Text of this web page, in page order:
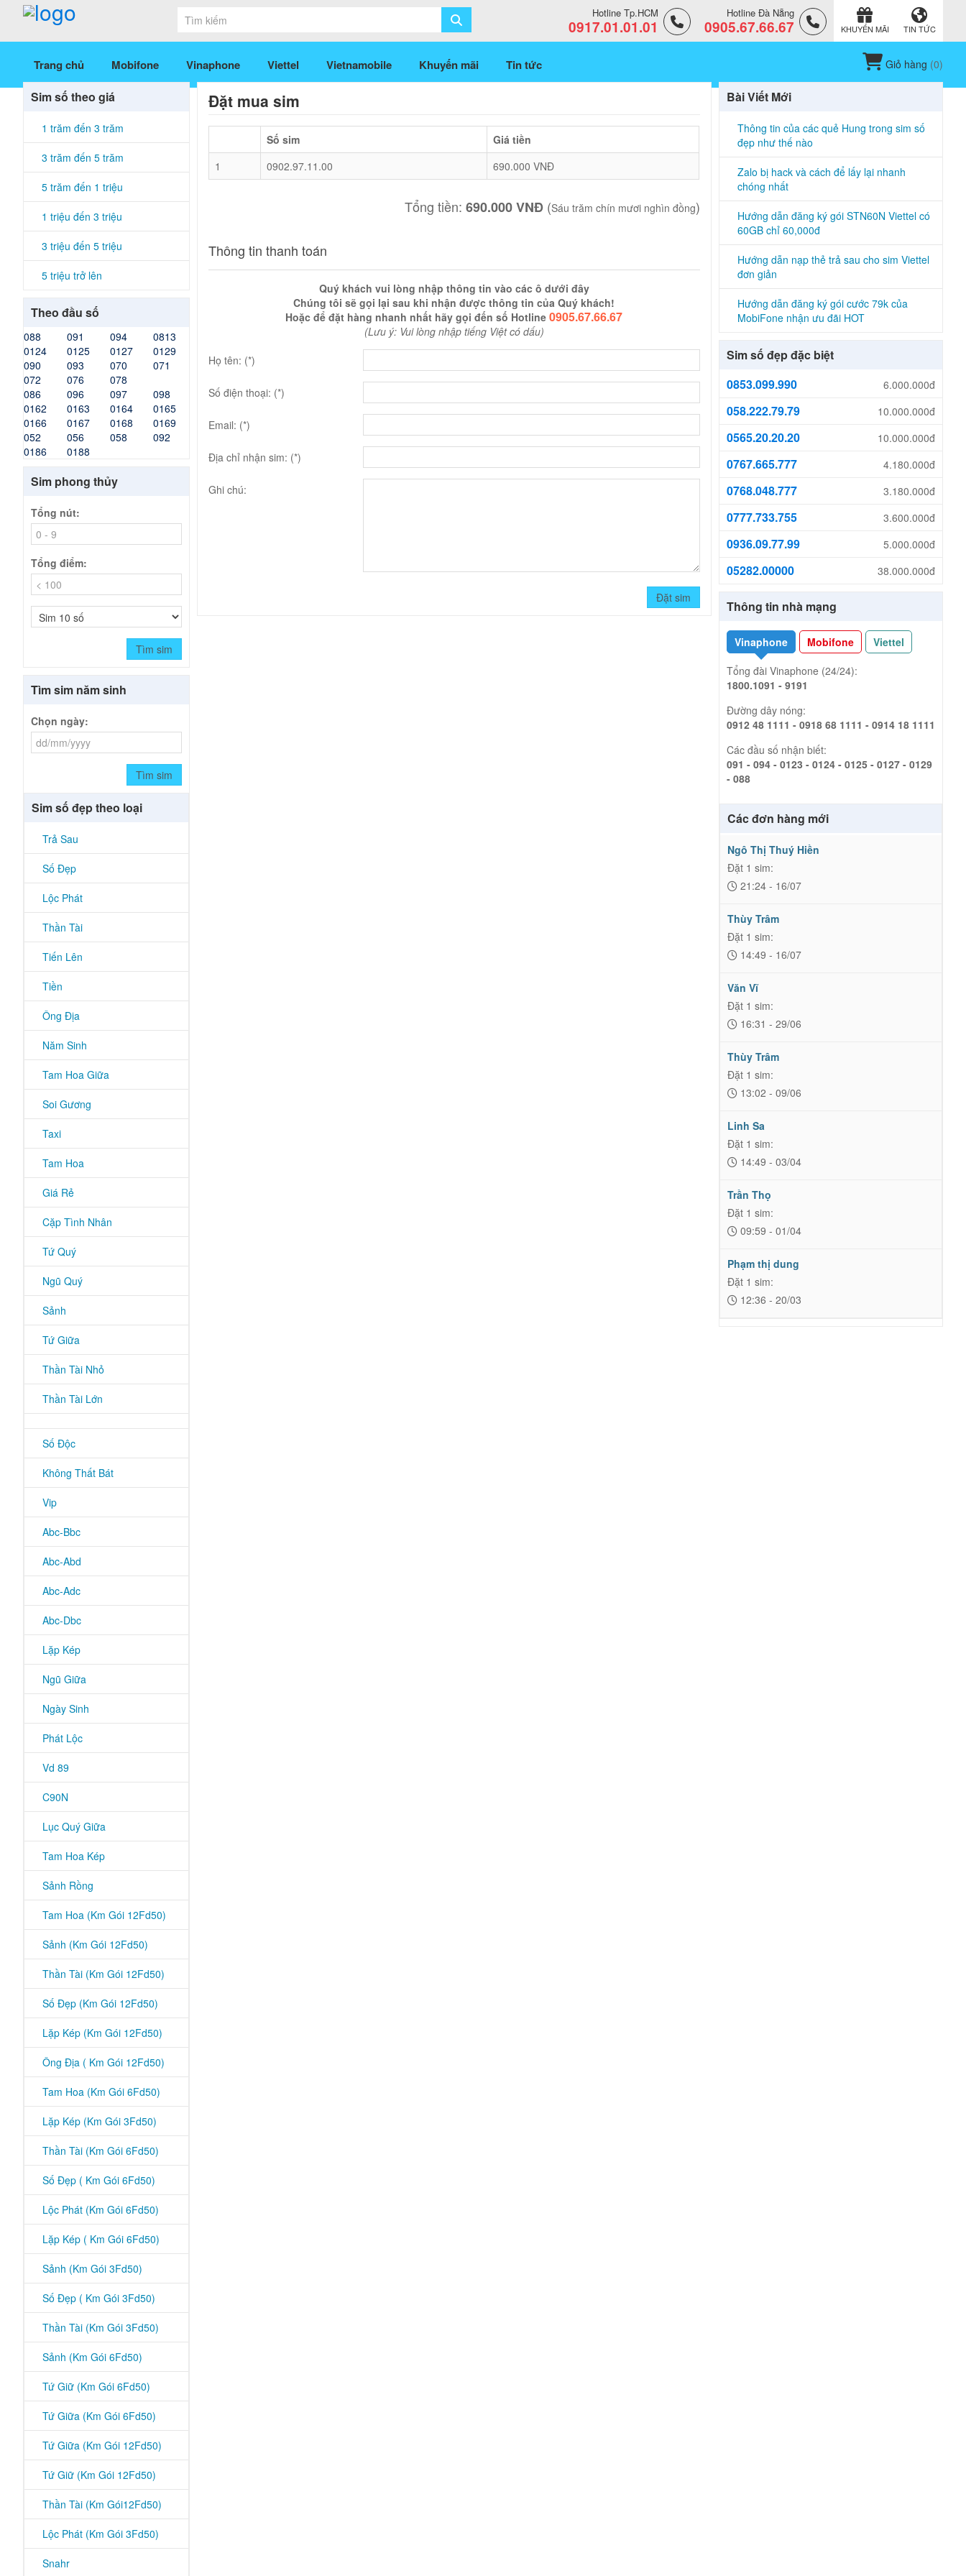
Hotline Tp.HCM
0917.01.01.01
Hotline Đà Nẵng
0905.67.66.67 KHUYẾN MÃI TIN TỨC
Trang chủ Mobifone Vinaphone Viettel Vietnamobile Khuyến mãi Tin tức Giỏ hàng (0)
Đặt mua sim
Số sim
Giá tiền
1
0902.97.11.00 690.000 VNĐ
Tổng tiền: 690.000 VNĐ(Sáu trăm chín mươi nghìn đồng)
Thông tin thanh toán
Quý khách vui lòng nhập thông tin vào các ô dưới đây
Chúng tôi sẽ gọi lại sau khi nhận được thông tin của Quý khách!
Hoặc để đặt hàng nhanh nhất hãy gọi đến số Hotline0905.67.66.67
(Lưu ý: Vui lòng nhập tiếng Việt có dấu)
Họ tên: (*)
Số điện thoại: (*)
Email: (*)
Địa chỉ nhận sim: (*)
Ghi chú:
Đặt sim
Sim số theo giá
1 trăm đến 3 trăm
3 trăm đến 5 trăm
5 trăm đến 1 triệu
1 triệu đến 3 triệu
3 triệu đến 5 triệu
5 triệu trở lên
Theo đầu số
088 091 094
0813
0124
0125 0127
0129
090
093 070
071
072
076
078
086
096 097
098
0162
0163 0164
0165
0166
0167 0168
0169
052
056 058
092
0186
0188
Sim phong thủy
Tổng nút:
Tổng điểm:
Tìm sim
Tìm sim năm sinh
Chọn ngày:
Tìm sim
Sim số đẹp theo loại
Trả Sau
Số Đẹp
Lộc Phát
Thần Tài
Tiến Lên
Tiền
Ông Địa
Năm Sinh
Tam Hoa Giữa
Soi Gương
Taxi
Tam Hoa
Giá Rẻ
Cặp Tình Nhân
Tứ Quý
Ngũ Quý
Sảnh
Tứ Giữa
Thần Tài Nhỏ
Thần Tài Lớn
Số Độc
Không Thất Bát
Vip
Abc-Bbc
Abc-Abd
Abc-Adc
Abc-Dbc
Lặp Kép
Ngũ Giữa
Ngày Sinh
Phát Lộc
Vd 89
C90N
Lục Quý Giữa
Tam Hoa Kép
Sảnh Rồng
Tam Hoa (Km Gói 12Fd50)
Sảnh (Km Gói 12Fd50)
Thần Tài (Km Gói 12Fd50)
Số Đẹp (Km Gói 12Fd50)
Lặp Kép (Km Gói 12Fd50)
Ông Địa ( Km Gói 12Fd50)
Tam Hoa (Km Gói 6Fd50)
Lặp Kép (Km Gói 3Fd50)
Thần Tài (Km Gói 6Fd50)
Số Đẹp ( Km Gói 6Fd50)
Lộc Phát (Km Gói 6Fd50)
Lặp Kép ( Km Gói 6Fd50)
Sảnh (Km Gói 3Fd50)
Số Đẹp ( Km Gói 3Fd50)
Thần Tài (Km Gói 3Fd50)
Sảnh (Km Gói 6Fd50)
Tứ Giữ (Km Gói 6Fd50)
Tứ Giữa (Km Gói 6Fd50)
Tứ Giữa (Km Gói 12Fd50)
Tứ Giữ (Km Gói 12Fd50)
Thần Tài (Km Gói12Fd50)
Lộc Phát (Km Gói 3Fd50)
Snahr
Bài Viết Mới
Thông tin của các quẻ Hung trong sim số
đẹp như thế nào
Zalo bị hack và cách để lấy lại nhanh
chóng nhất
Hướng dẫn đăng ký gói STN60N Viettel có
60GB chỉ 60,000đ
Hướng dẫn nạp thẻ trả sau cho sim Viettel
đơn giản
Hướng dẫn đăng ký gói cước 79k của
MobiFone nhận ưu đãi HOT
Sim số đẹp đặc biệt
0853.099.990
6.000.000đ
058.222.79.79 10.000.000đ
0565.20.20.20 10.000.000đ
0767.665.777 4.180.000đ
0768.048.777 3.180.000đ
0777.733.755 3.600.000đ
0936.09.77.99 5.000.000đ
05282.00000 38.000.000đ
Thông tin nhà mạng
Vinaphone Mobifone
Viettel
Tổng đài Vinaphone (24/24):
1800.1091 - 9191
Đường dây nóng:
0912 48 1111 - 0918 68 1111 - 0914 18 1111
Các đầu số nhận biết:
091 - 094 - 0123 - 0124 - 0125 - 0127 - 0129
- 088
Các đơn hàng mới
Ngô Thị Thuý Hiền
Đặt 1 sim:
21:24 - 16/07
Thùy Trâm
Đặt 1 sim:
14:49 - 16/07
Văn Vĩ
Đặt 1 sim:
16:31 - 29/06
Thùy Trâm
Đặt 1 sim:
13:02 - 09/06
Linh Sa
Đặt 1 sim:
14:49 - 03/04
Trần Thọ
Đặt 1 sim:
09:59 - 01/04
Phạm thị dung
Đặt 1 sim:
12:36 - 20/03